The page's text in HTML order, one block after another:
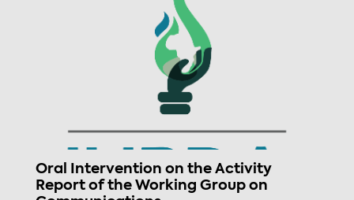
Oral Intervention on the Activity
Report of the Working Group on